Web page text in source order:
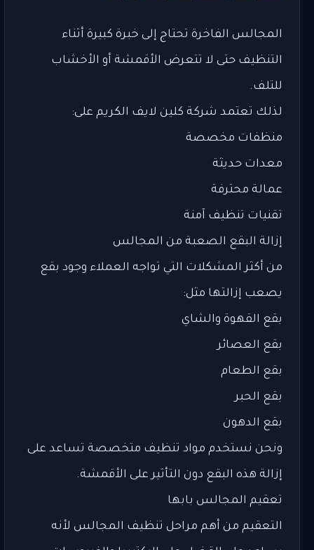
المجالس الفاخرة تحتاج إلى خبرة كبيرة أثناء
التنظيف حتى لا تتعرض الأقمشة أو الأخشاب
للتلف.
لذلك تعتمد شركة كلين لايف الكريم على:
منظفات مخصصة
معدات حديثة
عمالة محترفة
تقنيات تنظيف آمنة
إزالة البقع الصعبة من المجالس
من أكثر المشكلات التي تواجه العملاء وجود بقع
يصعب إزالتها مثل:
بقع القهوة والشاي
بقع العصائر
بقع الطعام
بقع الحبر
بقع الدهون
ونحن نستخدم مواد تنظيف متخصصة تساعد على
إزالة هذه البقع دون التأثير على الأقمشة.
تعقيم المجالس بابها
التعقيم من أهم مراحل تنظيف المجالس لأنه